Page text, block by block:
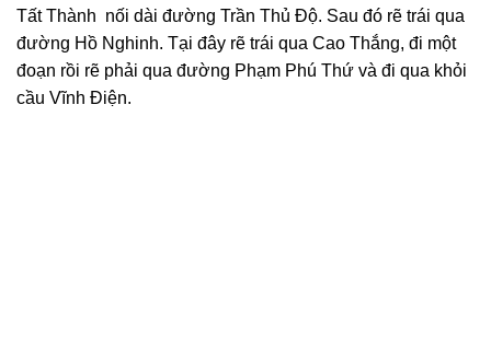
Tất Thành nối dài đường Trần Thủ Độ. Sau đó rẽ trái qua
đường Hồ Nghinh. Tại đây rẽ trái qua Cao Thắng, đi một
đoạn rồi rẽ phải qua đường Phạm Phú Thứ và đi qua khỏi
cầu Vĩnh Điện.